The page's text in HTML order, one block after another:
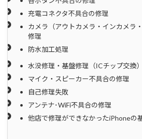
充電コネクタ不具合の修理
カメラ（アウトカメラ・インカメラ
修理
防水加工処理
水没修理・基盤修理（ICチップ交換
マイク・スピーカー不具合の修理
自己修理失敗
アンテナ･WiFi不具合の修理
他店で修理ができなかったiPhoneの